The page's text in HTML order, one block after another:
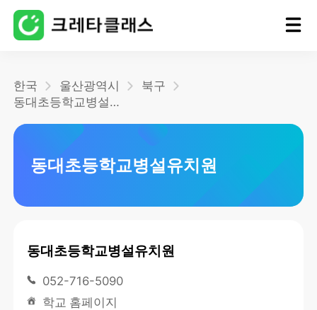
블로그
한국 울산광역시
북구
동대초등학교병설유치원
동대초등학교병설유치원
동대초등학교병설유치원
052-716-5090
학교 홈페이지